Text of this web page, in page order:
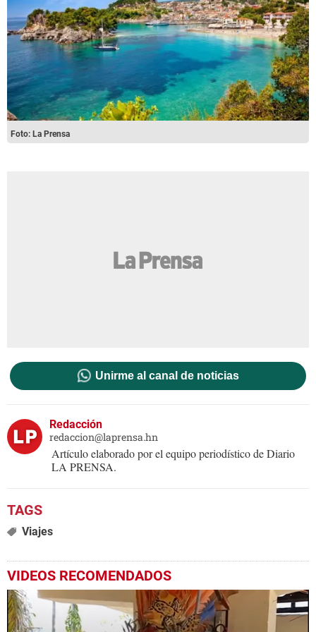
Foto: La Prensa
Unirme al canal de noticias
Redacción
redaccion@laprensa.hn
Artículo elaborado por el equipo periodístico de Diario
LA PRENSA.
Viajes
VIDEOS RECOMENDADOS